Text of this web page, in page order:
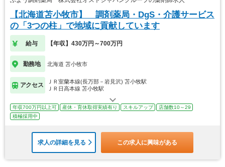
【北海道苫小牧市】 調剤薬局・DgS・介護サービス
の「3つの柱」で地域に貢献しています
給与 【年収】430万円～700万円
勤務地 北海道 苫小牧市
アクセス
ＪＲ室蘭本線(長万部－岩見沢) 苫小牧駅
ＪＲ日高本線 苫小牧駅
年収700万円以上可 産休・育休取得実績有り スキルアップ
店舗数10～29
積極採用中
求人の詳細を見る この求人に興味がある